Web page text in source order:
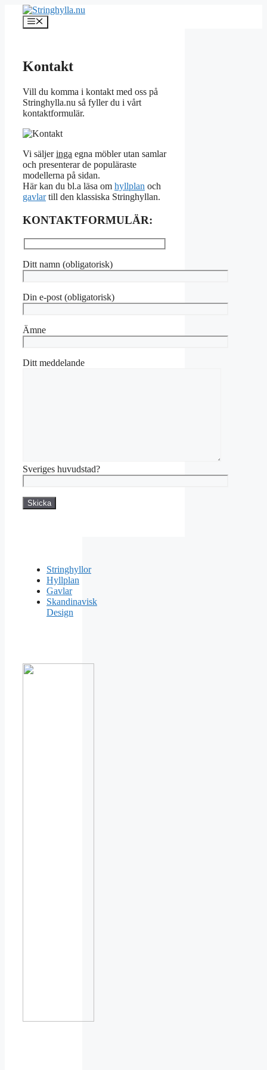
Hoppa
innehåll
Meny
Kontakt
Vill du komma i kontakt med oss på
Stringhylla.nu så fyller du i vårt
kontaktformulär.
Vi säljeringa egna möbler utan samlar
och presenterar de populäraste
modellerna på sidan.
Här kan du bl.a läsa om hyllplan och
gavlartill den klassiska Stringhyllan.
KONTAKTFORMULÄR:
Ditt namn (obligatorisk)
Din e-post (obligatorisk)
Ämne
Ditt meddelande
Sveriges huvudstad?
Stringhyllor
Hyllplan
Gavlar
Skandinavisk
Design